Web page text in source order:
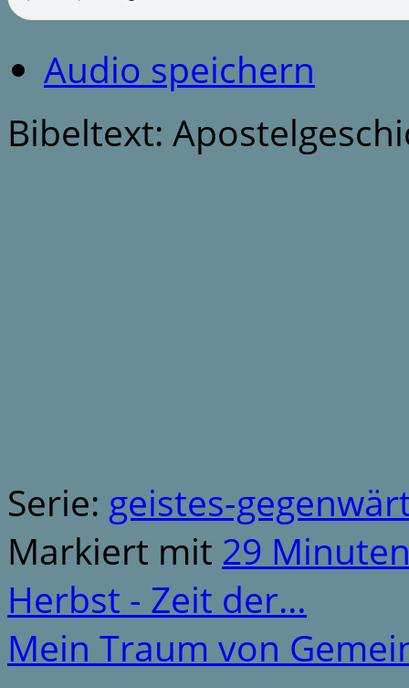
Audio speichern
Bibeltext:
Serie: geistes-
Markiert mit 29
Herbst - Zeit der…
Mein Traum von